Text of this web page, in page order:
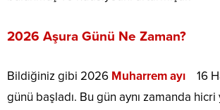
2026 Aşura Günü Ne Zaman?
Bildiğiniz gibi 2026 Muharrem ayı
16
günü başladı. Bu gün aynı zamanda hicri